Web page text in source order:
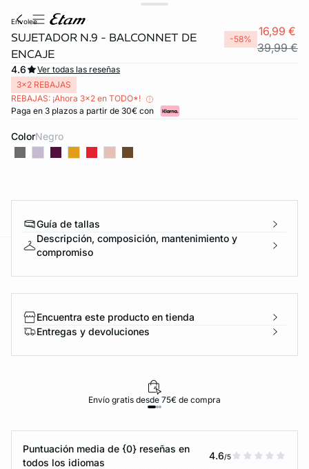
envolee
SUJETADOR N.9 - BALCONNET DE
ENCAJE
-58%
16,99 €
39,99 €
4.6
Ver todas las reseñas
3x2 REBAJAS
REBAJAS: ¡Ahora 3x2 en TODO*!
Paga en 3 plazos a partir de 30€ con
Color negro
Guía de tallas
Descripción, composición, mantenimiento y
compromiso
Encuentra este producto en tienda
Entregas y devoluciones
Envío gratis desde 75€ de compra
Puntuación media de {0} reseñas en
todos los idiomas
4.6/5